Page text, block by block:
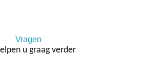
Vragen
u graag verder